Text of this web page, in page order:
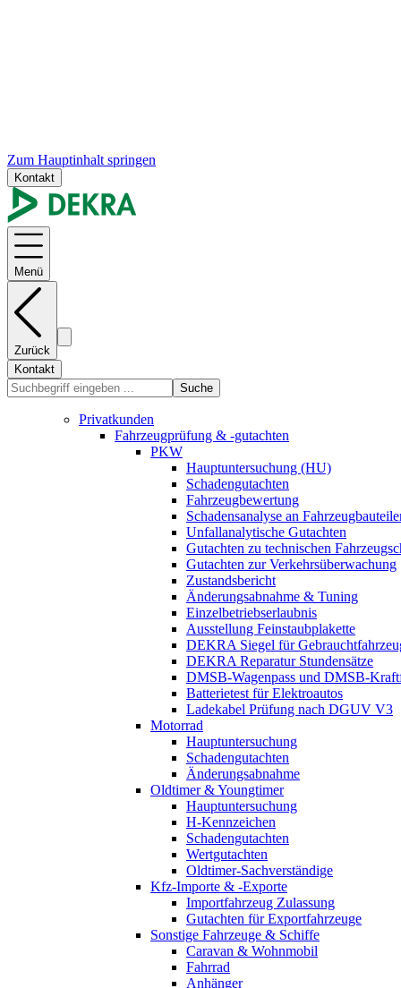
Zum Hauptinhalt springen
Kontakt
Menü
Zurück
Kontakt
Suche
Privatkunden
Fahrzeugprüfung & -gutachten
PKW
Hauptuntersuchung (HU)
Schadengutachten
Fahrzeugbewertung
Schadensanalyse an
Unfallanalytische Gutachten
Gutachten zu technischen
Gutachten zur Verkehrsüberwachung
Zustandsbericht
Änderungsabnahme & Tuning
Einzelbetriebserlaubnis
Ausstellung Feinstaubplakette
DEKRA Siegel für
DEKRA Reparatur Stundensätze
DMSB-Wagenpass und DMSB-
Batterietest für Elektroautos
Ladekabel Prüfung nach DGUV V3
Motorrad
Hauptuntersuchung
Schadengutachten
Änderungsabnahme
Oldtimer & Youngtimer
Hauptuntersuchung
H-Kennzeichen
Schadengutachten
Wertgutachten
Oldtimer-Sachverständige
Kfz-Importe & -Exporte
Importfahrzeug Zulassung
Gutachten für Exportfahrzeuge
Sonstige Fahrzeuge & Schiffe
Caravan & Wohnmobil
Fahrrad
Anhänger